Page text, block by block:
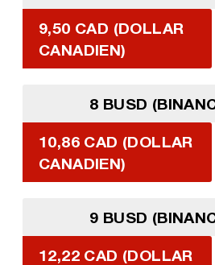
9,50 CAD (DOLLAR
CANADIEN)
8 BUSD
10,86 CAD (DOLLAR
CANADIEN)
9 BUSD
12,22 CAD (DOLLAR